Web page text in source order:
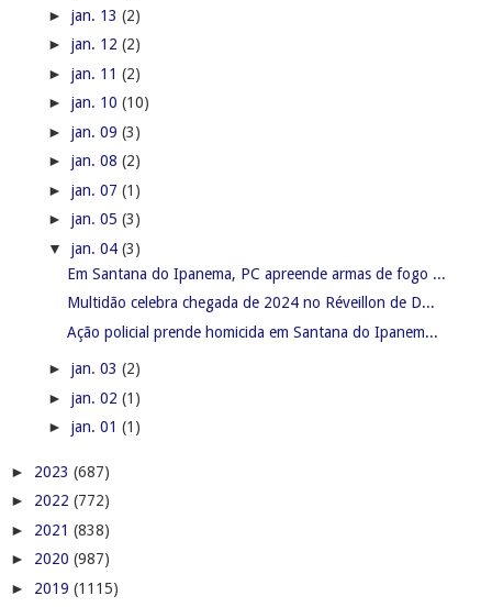
► jan. 13 (2)
► jan. 12 (2)
► jan. 11 (2)
► jan. 10 (10)
► jan. 09 (3)
► jan. 08 (2)
► jan. 07 (1)
► jan. 05 (3)
▼ jan. 04 (3)
Em Santana do Ipanema, PC apreende armas de fogo ...
Multidão celebra chegada de 2024 no Réveillon de D...
Ação policial prende homicida em Santana do Ipanem...
► jan. 03 (2)
► jan. 02 (1)
► jan. 01 (1)
► 2023 (687)
► 2022 (772)
► 2021 (838)
► 2020 (987)
► 2019 (1115)